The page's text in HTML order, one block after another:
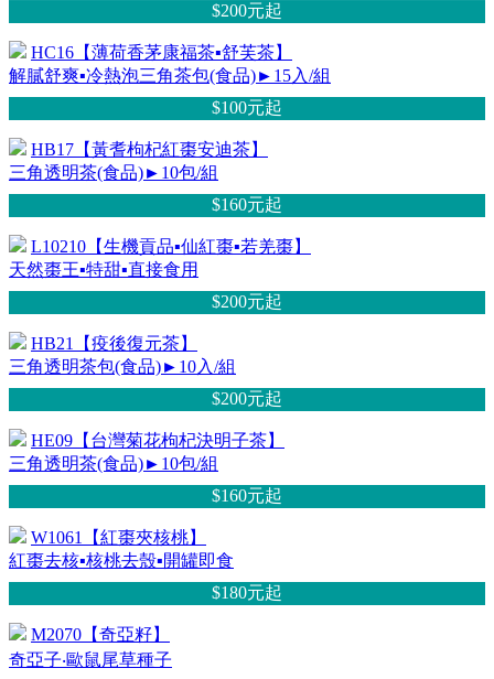
$200元起
HC16【薄荷香茅康福茶▪舒芙茶】
解膩舒爽▪冷熱泡三角茶包(食品)►15入/組
$100元起
HB17【黃耆枸杞紅棗安迪茶】
三角透明茶(食品)►10包/組
$160元起
L10210【生機貢品▪仙紅棗▪若羌棗】
天然棗王▪特甜▪直接食用
$200元起
HB21【疫後復元茶】
三角透明茶包(食品)►10入/組
$200元起
HE09【台灣菊花枸杞決明子茶】
三角透明茶(食品)►10包/組
$160元起
W1061【紅棗夾核桃】
紅棗去核▪核桃去殼▪開罐即食
$180元起
M2070【奇亞籽】
奇亞子‧歐鼠尾草種子